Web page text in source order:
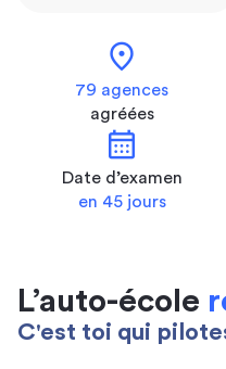
location_on
79 agences
agréées
calendar_month
Date d’examen
en 45 jours
L’auto-école
C'est toi qui